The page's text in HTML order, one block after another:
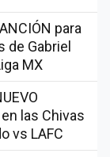
para
de Gabriel
MX
en las Chivas
vs LAFC